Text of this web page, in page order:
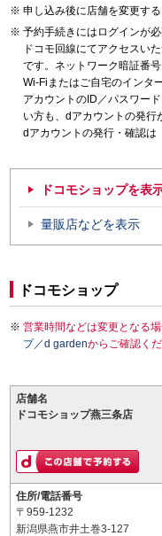
申し込み後に店舗を変更する
予約手続きにはログインが必
ドコモ回線にてアクセスい
です。ネットワーク暗証番
Wi-Fiまたはご自宅のインタ
アカウントのID／パスワー
い方も、dアカウントの発行
dアカウントの発行・確認は
ドコモショップを表
量販店などを表示
ドコモショップ
営業時間などは変更となる
プ／d gardenからご確認くだ
店舗名
ドコモショップ燕三条店
住所/電話番号
〒959-1232
新潟県燕市井土巻3-127